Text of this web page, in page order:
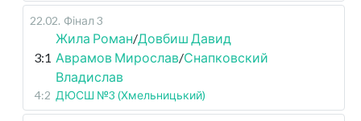
22.02. Фінал 3
3:1
Жила Роман/Довбиш Давид
Аврамов Мирослав/Снапковский
Владислав
4:2 ДЮСШ №3 (Хмельницький)